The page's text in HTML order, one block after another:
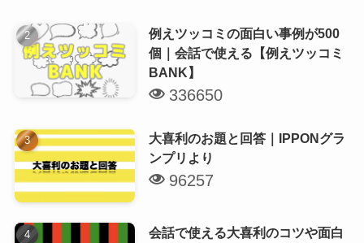
例えツッコミの面白い事例が500
個｜会話で使える【例えツッコミ
BANK】
336650
大喜利のお題と回答｜IPPONグラ
ンプリより
96257
会話で使える大喜利のコツや面白